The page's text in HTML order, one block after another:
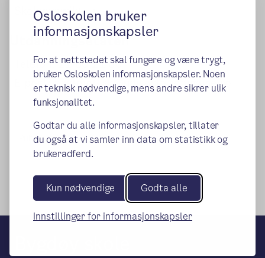
Osloskolen bruker
informasjonskapsler
For at nettstedet skal fungere og være trygt,
bruker Osloskolen informasjonskapsler. Noen
er teknisk nødvendige, mens andre sikrer ulik
funksjonalitet.
Godtar du alle informasjonskapsler, tillater
du også at vi samler inn data om statistikk og
brukeradferd.
Kun nødvendige Godta alle
Innstillinger for informasjonskapsler
Skoleoversikt(ekstern lenke)
Utdanningsetaten
Telefon: 21 80 21 80
E-post:postmottak@ude.oslo.kommune.no
Publisert:17.01.2022